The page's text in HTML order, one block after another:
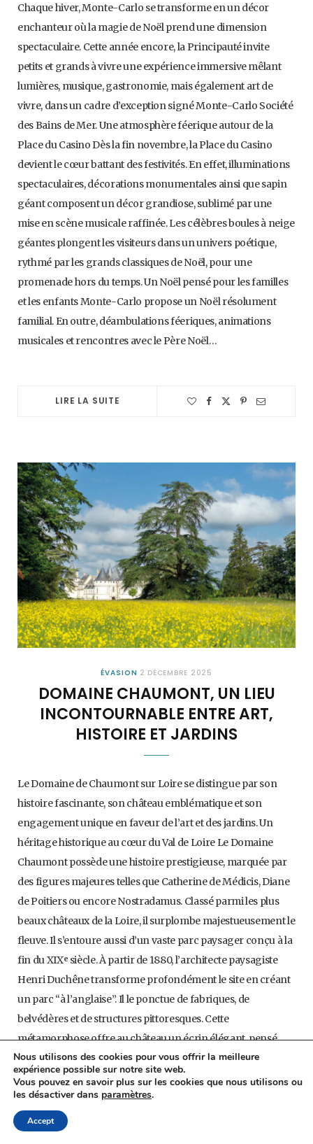
Chaque hiver, Monte-Carlo se transforme en un décor
enchanteur où la magie de Noël prend une dimension
spectaculaire. Cette année encore, la Principauté invite
petits et grands à vivre une expérience immersive mêlant
lumières, musique, gastronomie, mais également art de
vivre, dans un cadre d’exception signé Monte-Carlo Société
des Bains de Mer. Une atmosphère féerique autour de la
Place du Casino Dès la fin novembre, la Place du Casino
devient le cœur battant des festivités. En effet, illuminations
spectaculaires, décorations monumentales ainsi que sapin
géant composent un décor grandiose, sublimé par une
mise en scène musicale raffinée. Les célèbres boules à neige
géantes plongent les visiteurs dans un univers poétique,
rythmé par les grands classiques de Noël, pour une
promenade hors du temps. Un Noël pensé pour les familles
et les enfants Monte-Carlo propose un Noël résolument
familial. En outre, déambulations féeriques, animations
musicales et rencontres avec le Père Noël…
LIRE LA SUITE
ÉVASION 2 DÉCEMBRE 2025
DOMAINE CHAUMONT, UN LIEU
INCONTOURNABLE ENTRE ART,
HISTOIRE ET JARDINS
Le Domaine de Chaumont sur Loire se distingue par son
histoire fascinante, son château emblématique et son
engagement unique en faveur de l’art et des jardins. Un
héritage historique au cœur du Val de Loire Le Domaine
Chaumont possède une histoire prestigieuse, marquée par
des figures majeures telles que Catherine de Médicis, Diane
de Poitiers ou encore Nostradamus. Classé parmi les plus
beaux châteaux de la Loire, il surplombe majestueusement le
fleuve. Il s’entoure aussi d’un vaste parc paysager conçu à la
fin du XIXᵉ siècle. À partir de 1880, l’architecte paysagiste
Henri Duchêne transforme profondément le site en créant
un parc “à l’anglaise”. Il le ponctue de fabriques, de
belvédères et de structures pittoresques. Cette
métamorphose offre au château un écrin élégant, pensé
pour sublimer l’architecture gothique et Renaissance du
lieu. Un parc d’exception où nature et création s’entrelacent
Aujourd’hui, le domaine propose une expérience immersive
mêlant patrimoine, promenades…
Nous utilisons des cookies pour vous offrir la meilleure
expérience possible sur notre site web.
Vous pouvez en savoir plus sur les cookies que nous utilisons ou
les désactiver dans paramètres.
Accept